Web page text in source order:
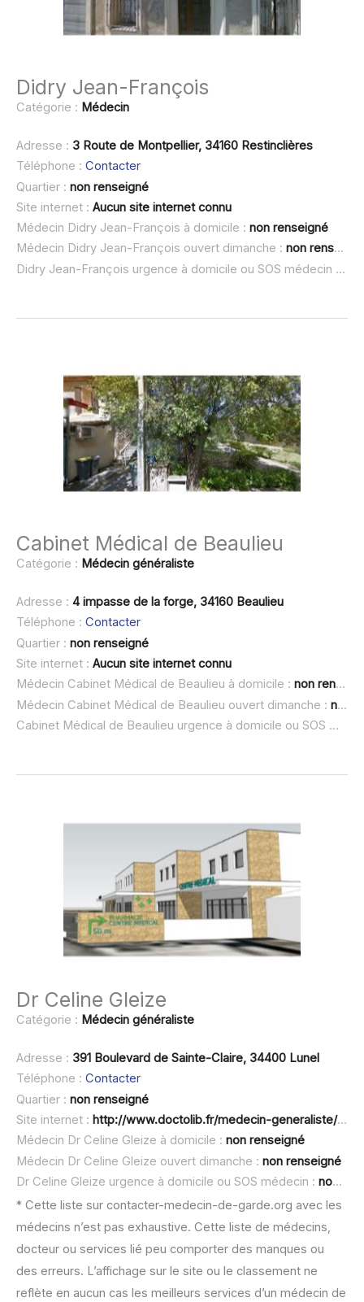
Didry Jean-François
Catégorie : Médecin
Adresse : 3 Route de Montpellier, 34160 Restinclières
Téléphone : Contacter
Quartier : non renseigné
Site internet : Aucun site internet connu
Médecin Didry Jean-François à domicile : non renseigné
Médecin Didry Jean-François ouvert dimanche : non renseigné
Didry Jean-François urgence à domicile ou SOS médecin :
Cabinet Médical de Beaulieu
Catégorie : Médecin généraliste
Adresse : 4 impasse de la forge, 34160 Beaulieu
Téléphone : Contacter
Quartier : non renseigné
Site internet : Aucun site internet connu
Médecin Cabinet Médical de Beaulieu à domicile : non renseigné
Médecin Cabinet Médical de Beaulieu ouvert dimanche : non renseigné
Cabinet Médical de Beaulieu urgence à domicile ou SOS médecin :
Dr Celine Gleize
Catégorie : Médecin généraliste
Adresse : 391 Boulevard de Sainte-Claire, 34400 Lunel
Téléphone : Contacter
Quartier : non renseigné
Site internet : http://www.doctolib.fr/medecin-generaliste/lunel/celine-gleize
Médecin Dr Celine Gleize à domicile : non renseigné
Médecin Dr Celine Gleize ouvert dimanche : non renseigné
Dr Celine Gleize urgence à domicile ou SOS médecin : non renseigné
* Cette liste sur contacter-medecin-de-garde.org avec les
médecins n’est pas exhaustive. Cette liste de médecins,
docteur ou services lié peu comporter des manques ou
des erreurs. L’affichage sur le site ou le classement ne
reflète en aucun cas les meilleurs services d’un médecin de